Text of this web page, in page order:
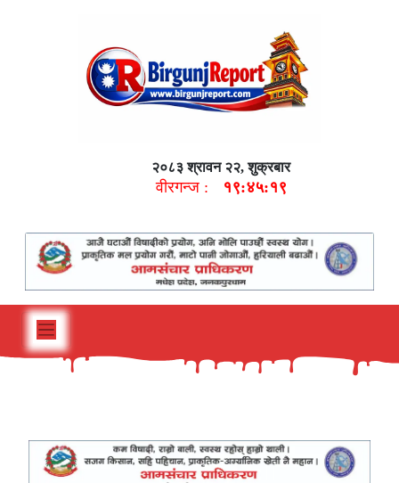
२०८३ श्रावन २२, शुक्रबार
वीरगन्ज : १९:४५:२०